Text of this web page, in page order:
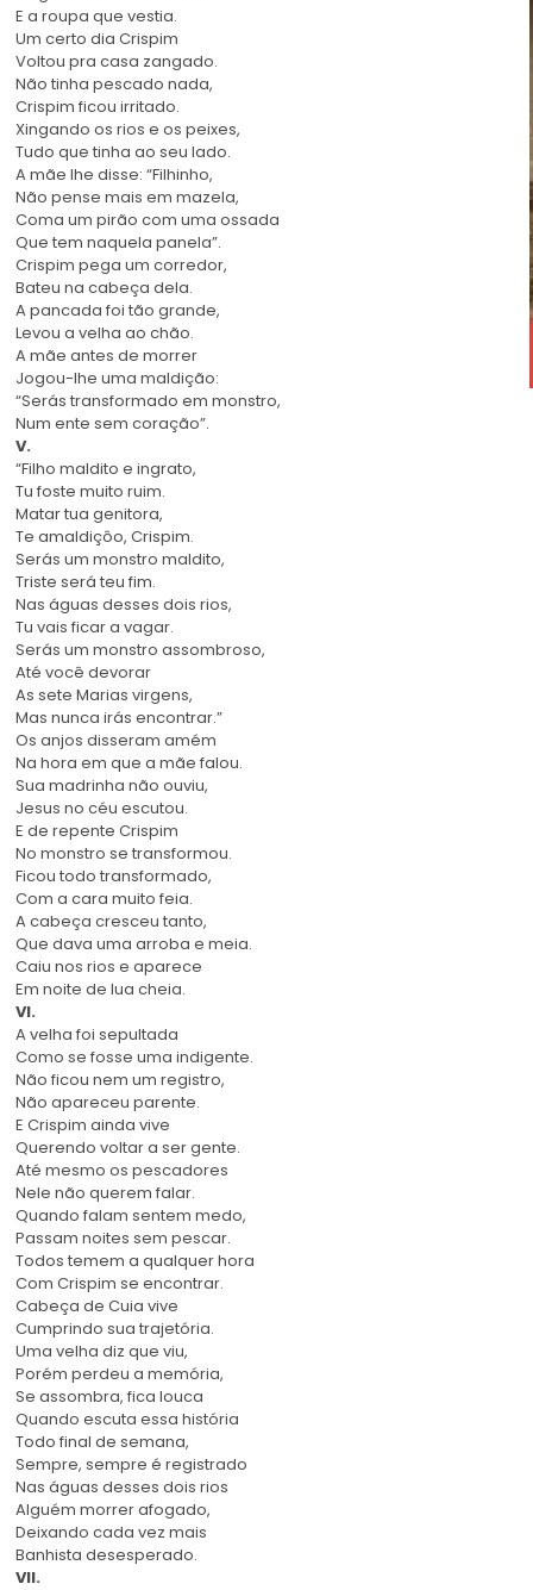
E a roupa que vestia.
Um certo dia Crispim
Voltou pra casa zangado.
Não tinha pescado nada,
Crispim ficou irritado.
Xingando os rios e os peixes,
Tudo que tinha ao seu lado.
A mãe lhe disse: “Filhinho,
Não pense mais em mazela,
Coma um pirão com uma ossada
Que tem naquela panela”.
Crispim pega um corredor,
Bateu na cabeça dela.
A pancada foi tão grande,
Levou a velha ao chão.
A mãe antes de morrer
Jogou-lhe uma maldição:
“Serás transformado em monstro,
Num ente sem coração”.
V.
“Filho maldito e ingrato,
Tu foste muito ruim.
Matar tua genitora,
Te amaldiçôo, Crispim.
Serás um monstro maldito,
Triste será teu fim.
Nas águas desses dois rios,
Tu vais ficar a vagar.
Serás um monstro assombroso,
Até você devorar
As sete Marias virgens,
Mas nunca irás encontrar.”
Os anjos disseram amém
Na hora em que a mãe falou.
Sua madrinha não ouviu,
Jesus no céu escutou.
E de repente Crispim
No monstro se transformou.
Ficou todo transformado,
Com a cara muito feia.
A cabeça cresceu tanto,
Que dava uma arroba e meia.
Caiu nos rios e aparece
Em noite de lua cheia.
VI.
A velha foi sepultada
Como se fosse uma indigente.
Não ficou nem um registro,
Não apareceu parente.
E Crispim ainda vive
Querendo voltar a ser gente.
Até mesmo os pescadores
Nele não querem falar.
Quando falam sentem medo,
Passam noites sem pescar.
Todos temem a qualquer hora
Com Crispim se encontrar.
Cabeça de Cuia vive
Cumprindo sua trajetória.
Uma velha diz que viu,
Porém perdeu a memória,
Se assombra, fica louca
Quando escuta essa história
Todo final de semana,
Sempre, sempre é registrado
Nas águas desses dois rios
Alguém morrer afogado,
Deixando cada vez mais
Banhista desesperado.
VII.